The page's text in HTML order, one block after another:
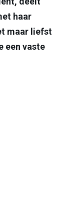
haar
maar liefst
een vaste